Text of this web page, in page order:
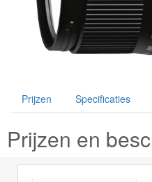
Prijzen Specificaties
Prijzen en